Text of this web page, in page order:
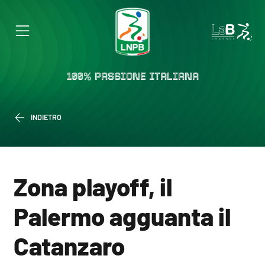
100% PASSIONE ITALIANA
INDIETRO
Zona playoff, il
Palermo agguanta il
Catanzaro